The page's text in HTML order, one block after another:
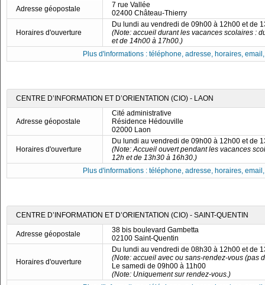
Adresse géopostale
7 rue Vallée
02400 Château-Thierry
Horaires d'ouverture
Du lundi au vendredi de 09h00 à 12h00 et de
(Note: accueil durant les vacances scolaires :
et de 14h00 à 17h00.)
Plus d'informations : téléphone, adresse, horaires,
CENTRE D’INFORMATION ET D’ORIENTATION (CIO) - LAON
Adresse géopostale
Cité administrative
Résidence Hédouville
02000 Laon
Horaires d'ouverture
Du lundi au vendredi de 09h00 à 12h00 et de
(Note: Accueil ouvert pendant les vacances
12h et de 13h30 à 16h30.)
Plus d'informations : téléphone, adresse, horaires,
CENTRE D’INFORMATION ET D’ORIENTATION (CIO) - SAINT-QUENTIN
Adresse géopostale
38 bis boulevard Gambetta
02100 Saint-Quentin
Horaires d'ouverture
Du lundi au vendredi de 08h30 à 12h00 et de
(Note: accueil avec ou sans-rendez-vous (pas
Le samedi de 09h00 à 11h00
(Note: Uniquement sur rendez-vous.)